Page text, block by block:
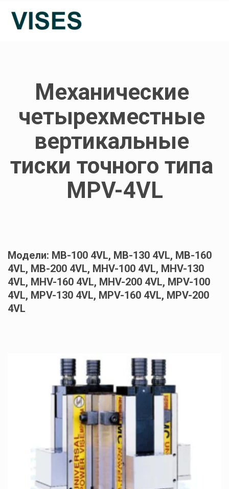
Механические
четырехместные
вертикальные
тиски точного типа
MPV-4VL
Модели: MB-100 4VL, MB-130 4VL, MB-160
4VL, MB-200 4VL, MHV-100 4VL, MHV-130
4VL, MHV-160 4VL, MHV-200 4VL, MPV-100
4VL, MPV-130 4VL, MPV-160 4VL, MPV-200
4VL